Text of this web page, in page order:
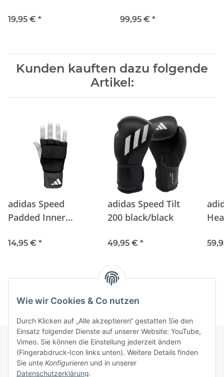
19,95 € * 99,95 € *
Kunden kauften dazu folgende
Artikel:
adidas Speed
Padded Inner
14,95 € *
adidas Speed Tilt
200 black/black
49,95 € *
Unterstützung und Beratung unter:
+49 (0)2933 - 983 870-0
Wie wir Cookies & Co nutzen
Durch Klicken auf „Alle akzeptieren“ gestatten Sie den
Einsatz folgender Dienste auf unserer Website: YouTube,
Vimeo. Sie können die Einstellung jederzeit ändern
(Fingerabdruck-Icon links unten). Weitere Details finden
Sie unte Konfigurieren und in unserer
Datenschutzerklärung.